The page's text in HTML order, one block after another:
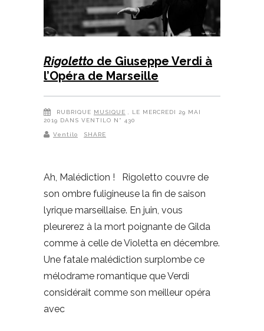
Rigoletto de Giuseppe Verdi à
l’Opéra de Marseille
RUBRIQUE MUSIQUE
, LE MERCREDI 29 MAI
2019 DANS VENTILO N° 430
Ventilo SHARE
Ah, Malédiction ! Rigoletto couvre de
son ombre fuligineuse la fin de saison
lyrique marseillaise. En juin, vous
pleurerez à la mort poignante de Gilda
comme à celle de Violetta en décembre.
Une fatale malédiction surplombe ce
mélodrame romantique que Verdi
considérait comme son meilleur opéra
avec